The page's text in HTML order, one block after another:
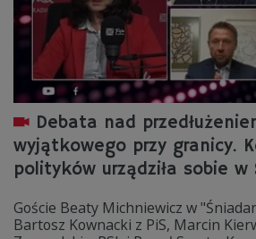
Debata nad
wyjątkowego przy granicy.
polityków urządziła sobie
Goście Beaty Michniewicz w
Bartosz Kownacki z PiS, Marcin